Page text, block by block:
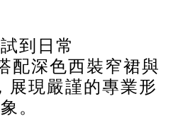
到日常
配深色西裝窄裙與
展現嚴謹的專業形
象。